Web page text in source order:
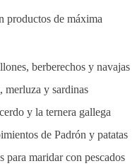
productos de máxima
berberechos y navajas
merluza y sardinas
y la ternera gallega
de Padrón y patatas
para maridar con pescados